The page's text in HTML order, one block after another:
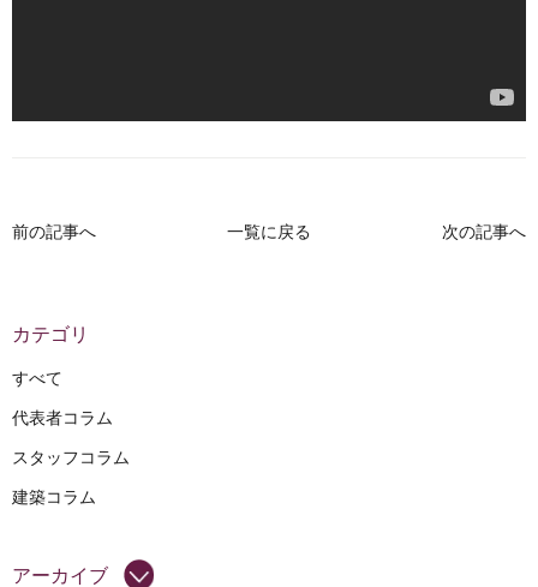
前の記事へ 一覧に戻る 次の記事へ
カテゴリ
すべて
代表者コラム
スタッフコラム
建築コラム
アーカイブ